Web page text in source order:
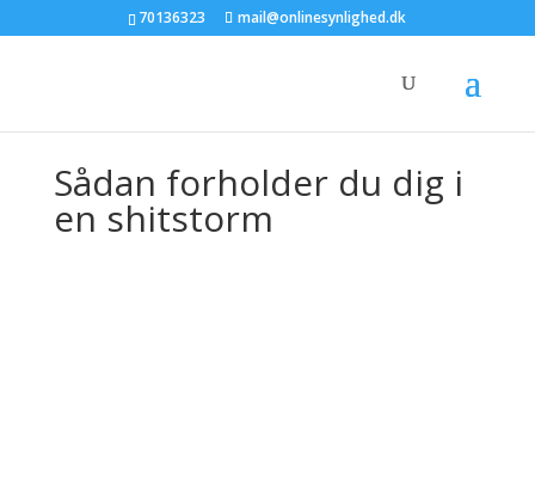
70136323 mail@onlinesynlighed.dk
Sådan forholder du dig i
en shitstorm